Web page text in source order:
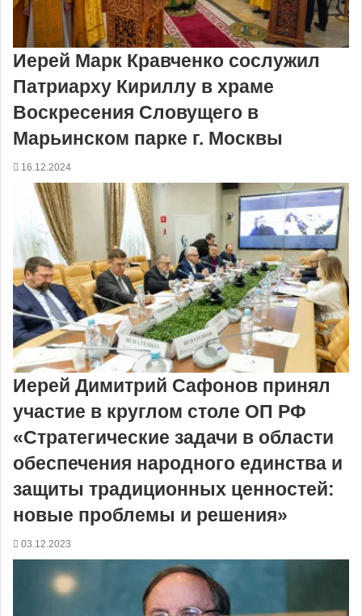
Иерей Марк Кравченко сослужил
Патриарху Кириллу в храме
Воскресения Словущего в
Марьинском парке г. Москвы
16.12.2024
Иерей Димитрий Сафонов принял
участие в круглом столе ОП РФ
«Стратегические задачи в области
обеспечения народного единства и
защиты традиционных ценностей:
новые проблемы и решения»
03.12.2023